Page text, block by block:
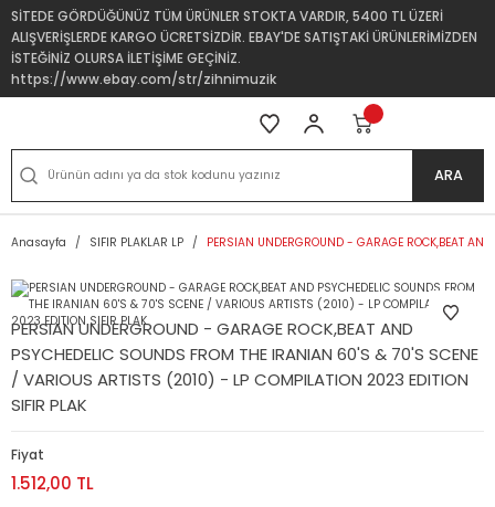
SİTEDE GÖRDÜĞÜNÜZ TÜM ÜRÜNLER STOKTA VARDIR, 5400 TL ÜZERİ
ALIŞVERİŞLERDE KARGO ÜCRETSİZDİR. EBAY'DE SATIŞTAKİ ÜRÜNLERİMİZDEN
İSTEĞİNİZ OLURSA İLETİŞİME GEÇİNİZ.
https://www.ebay.com/str/zihnimuzik
ARA
Anasayfa SIFIR PLAKLAR LP PERSIAN UNDERGROUND - GARAGE ROCK,BEAT
PERSIAN UNDERGROUND - GARAGE ROCK,BEAT AND
PSYCHEDELIC SOUNDS FROM THE IRANIAN 60'S & 70'S SCENE
/ VARIOUS ARTISTS (2010) - LP COMPILATION 2023 EDITION
SIFIR PLAK
Fiyat
1.512,00 TL